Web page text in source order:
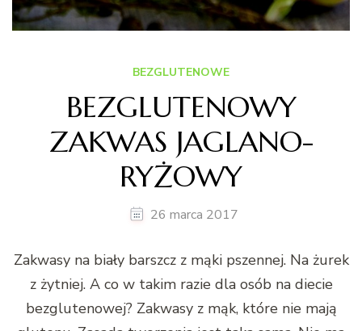
BEZGLUTENOWE
BEZGLUTENOWY
ZAKWAS JAGLANO-
RYŻOWY
26 marca 2017
Zakwasy na biały barszcz z mąki pszennej. Na żurek
z żytniej. A co w takim razie dla osób na diecie
bezglutenowej? Zakwasy z mąk, które nie mają